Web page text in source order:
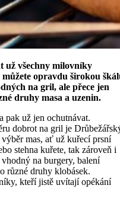
už všechny milovníky
opravdu širokou
na gril, ale přece jen
druhy masa a uzenin.
pak už jen ochutnávat.
dobrot na gril je
mas, ať už kuřecí prsní
stehna kuřete, tak zároveň i
na burgery, balení
různé druhy klobásek.
kteří jistě uvítají opékání